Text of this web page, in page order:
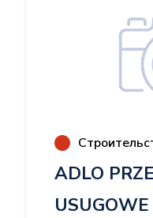
phares LED,
optimale et un
plaques phares,
des objets de
ADLO